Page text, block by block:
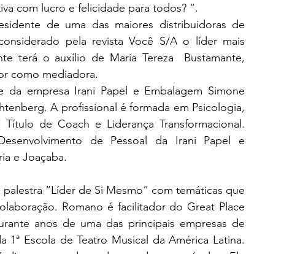
com lucro e felicidade para todos? ”.
de uma das maiores distribuidoras de
pela revista Você S/A o líder mais
terá o auxílio de Maria Tereza  Bustamante,
como mediadora.
empresa Irani Papel e Embalagem Simone
A profissional é formada em Psicologia,
de Coach e Liderança Transformacional.
de Pessoal da Irani Papel e
e Joaçaba.
“Líder de Si Mesmo” com temáticas que
Romano é facilitador do Great Place
anos de uma das principais empresas de
Escola de Teatro Musical da América Latina.